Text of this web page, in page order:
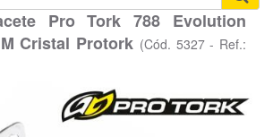
Pro Tork 788 Evolution
Cristal Protork (Cód. 5327 - Ref.: